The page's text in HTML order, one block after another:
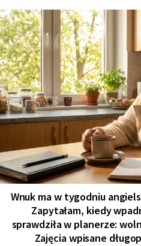
Wnuk ma w tygodniu
Zapytałam, kiedy
sprawdziła w planerze:
Zajęcia wpisane